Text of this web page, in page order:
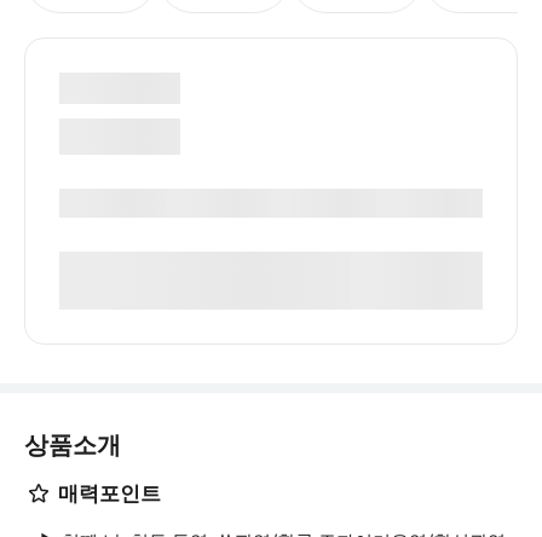
상품소개
매력포인트